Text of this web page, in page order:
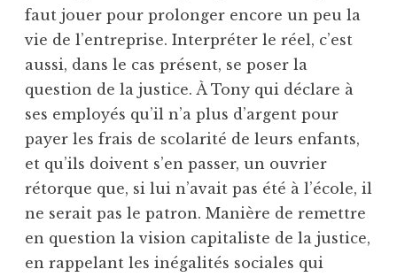
faut jouer pour prolonger encore un peu la
vie de l’entreprise. Interpréter le réel, c’est
aussi, dans le cas présent, se poser la
question de la justice. À Tony qui déclare à
ses employés qu’il n’a plus d’argent pour
payer les frais de scolarité de leurs enfants,
et qu’ils doivent s’en passer, un ouvrier
rétorque que, si lui n’avait pas été à l’école, il
ne serait pas le patron. Manière de remettre
en question la vision capitaliste de la justice,
en rappelant les inégalités sociales qui